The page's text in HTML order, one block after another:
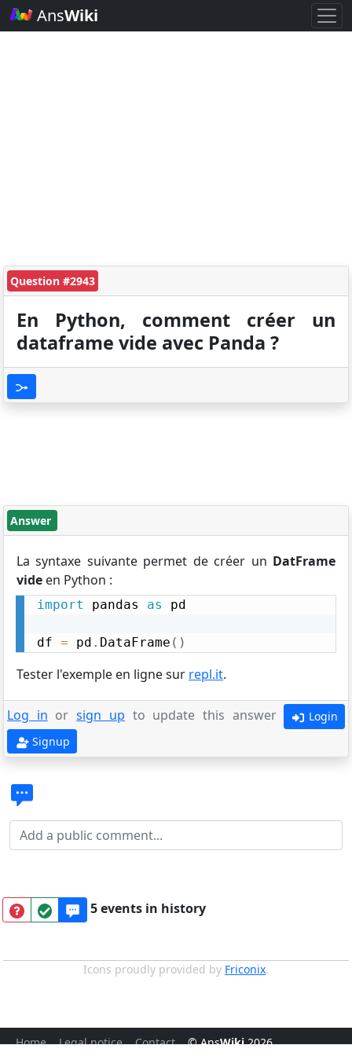
AnsWiki
Question #2943
En Python, comment créer un
dataframe vide avec Panda ?
Answer
La syntaxe suivante permet de créer un DatFrame
vide en Python :
import pandas as pd
df = pd . DataFrame ( )
Tester l'exemple en ligne sur repl.it.
Log in orsign up to update this answer
Login
Signup
5 events in history
Icons proudly provided by Friconix.
Home Legal notice Contact © AnsWiki2026 .